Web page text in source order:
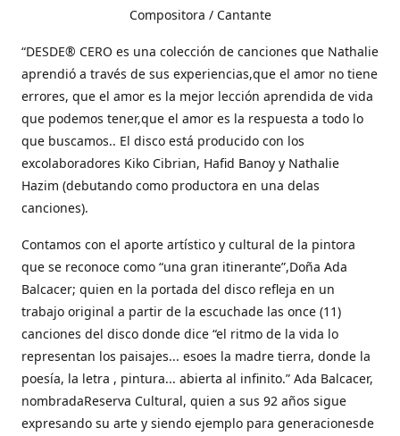
Compositora / Cantante
“DESDE® CERO es una colección de canciones que Nathalie
aprendió a través de sus experiencias,que el amor no tiene
errores, que el amor es la mejor lección aprendida de vida
que podemos tener,que el amor es la respuesta a todo lo
que buscamos.. El disco está producido con los
excolaboradores Kiko Cibrian, Hafid Banoy y Nathalie
Hazim (debutando como productora en una delas
canciones).
Contamos con el aporte artístico y cultural de la pintora
que se reconoce como “una gran itinerante”,Doña Ada
Balcacer; quien en la portada del disco refleja en un
trabajo original a partir de la escuchade las once (11)
canciones del disco donde dice “el ritmo de la vida lo
representan los paisajes... esoes la madre tierra, donde la
poesía, la letra , pintura... abierta al infinito.” Ada Balcacer,
nombradaReserva Cultural, quien a sus 92 años sigue
expresando su arte y siendo ejemplo para generacionesde